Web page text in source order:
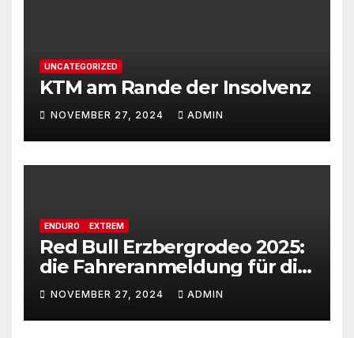
UNCATEGORIZED
KTM am Rande der Insolvenz
NOVEMBER 27, 2024 ADMIN
ENDURO EXTREM
Red Bull Erzbergrodeo 2025:
die Fahreranmeldung für die
29ste Auflage des weltweit
renommiertesten Extreme
Enduro Rennens startet am
NOVEMBER 27, 2024 ADMIN